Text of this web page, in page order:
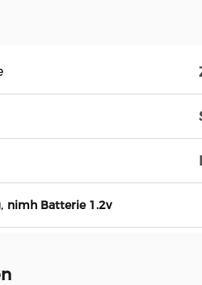
, nimh Batterie 1.2v